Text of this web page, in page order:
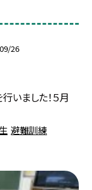
26
いました！５月
避難訓練